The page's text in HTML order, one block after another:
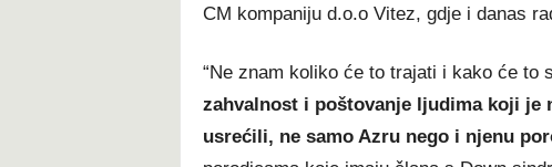
CM kompaniju d.o.o Vitez, gdje i danas
“Ne znam koliko će to trajati i kako će to
zahvalnost i poštovanje ljudima koji
usrećili, ne samo Azru nego i njenu